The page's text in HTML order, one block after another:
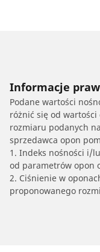
Informacje
Podane wartości
różnić się od
rozmiaru podanych
sprzedawca opon
1. Indeks nośności i/
od parametrów opon
2. Ciśnienie w
proponowanego